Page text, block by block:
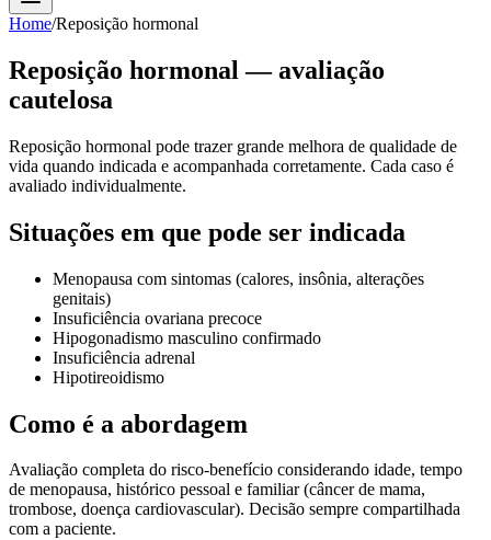
Home/Reposição hormonal
Reposição hormonal — avaliação
cautelosa
Reposição hormonal pode trazer grande melhora de qualidade de
vida quando indicada e acompanhada corretamente. Cada caso é
avaliado individualmente.
Situações em que pode ser indicada
Menopausa com sintomas (calores, insônia, alterações
genitais)
Insuficiência ovariana precoce
Hipogonadismo masculino confirmado
Insuficiência adrenal
Hipotireoidismo
Como é a abordagem
Avaliação completa do risco-benefício considerando idade, tempo
de menopausa, histórico pessoal e familiar (câncer de mama,
trombose, doença cardiovascular). Decisão sempre compartilhada
com a paciente.